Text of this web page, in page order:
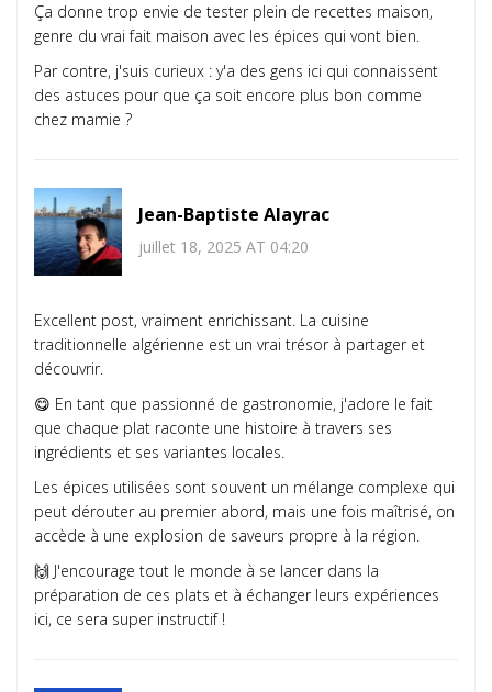
Ça donne trop envie de tester plein de recettes maison,
genre du vrai fait maison avec les épices qui vont bien.
Par contre, j'suis curieux : y'a des gens ici qui connaissent
des astuces pour que ça soit encore plus bon comme
chez mamie ?
Jean-Baptiste Alayrac
juillet 18, 2025 AT 04:20
Excellent post, vraiment enrichissant. La cuisine
traditionnelle algérienne est un vrai trésor à partager et
découvrir.
😋 En tant que passionné de gastronomie, j'adore le fait
que chaque plat raconte une histoire à travers ses
ingrédients et ses variantes locales.
Les épices utilisées sont souvent un mélange complexe qui
peut dérouter au premier abord, mais une fois maîtrisé, on
accède à une explosion de saveurs propre à la région.
🙌 J'encourage tout le monde à se lancer dans la
préparation de ces plats et à échanger leurs expériences
ici, ce sera super instructif !